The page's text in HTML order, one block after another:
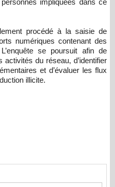
procédé à la saisie de
numériques contenant des
se poursuit afin de
activités du réseau, d’identifier
et d’évaluer les flux
illicite.